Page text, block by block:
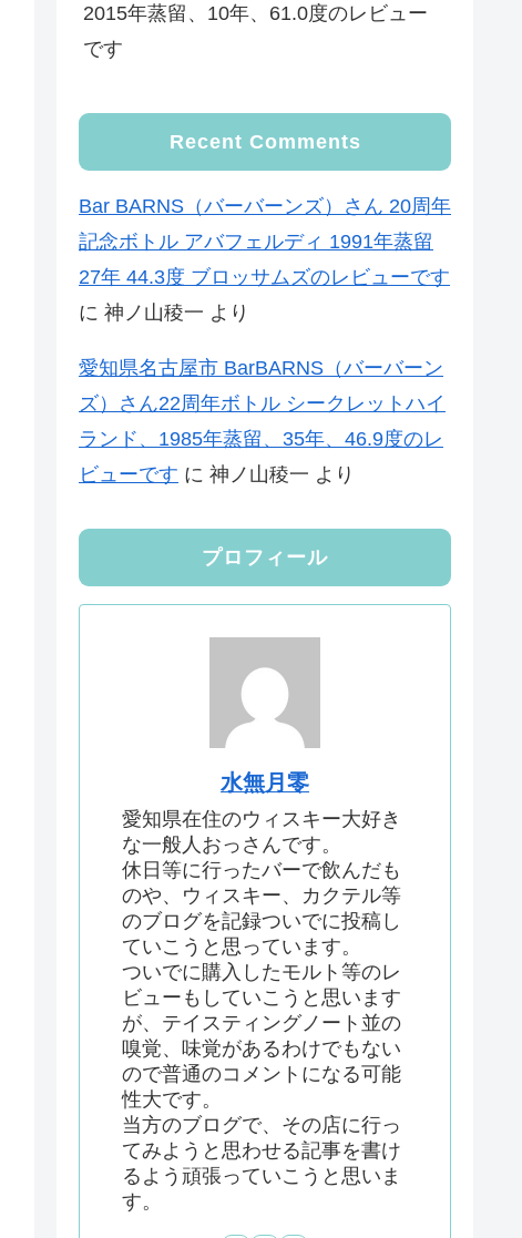
2015年蒸留、10年、61.0度のレビュー
です
Recent Comments
Bar BARNS（バーバーンズ）さん 20周年
記念ボトル アバフェルディ 1991年蒸留
27年 44.3度 ブロッサムズのレビューです
に 神ノ山稜一 より
愛知県名古屋市 BarBARNS（バーバーン
ズ）さん22周年ボトル シークレットハイ
ランド、1985年蒸留、35年、46.9度のレ
ビューです に 神ノ山稜一 より
プロフィール
水無月零
愛知県在住のウィスキー大好き
な一般人おっさんです。
休日等に行ったバーで飲んだも
のや、ウィスキー、カクテル等
のブログを記録ついでに投稿し
ていこうと思っています。
ついでに購入したモルト等のレ
ビューもしていこうと思います
が、テイスティングノート並の
嗅覚、味覚があるわけでもない
ので普通のコメントになる可能
性大です。
当方のブログで、その店に行っ
てみようと思わせる記事を書け
るよう頑張っていこうと思いま
す。